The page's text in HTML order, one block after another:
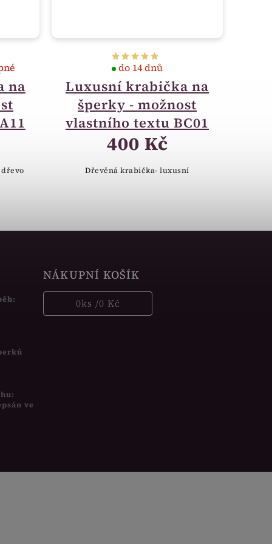
na
Luxusní krabička na
šperky - možnost
vlastního textu BC01
do 14 dnů
400 Kč
Dřevěná krabička- luxusní
ve
NÁKUPNÍ KOŠÍK
0ks /0 Kč